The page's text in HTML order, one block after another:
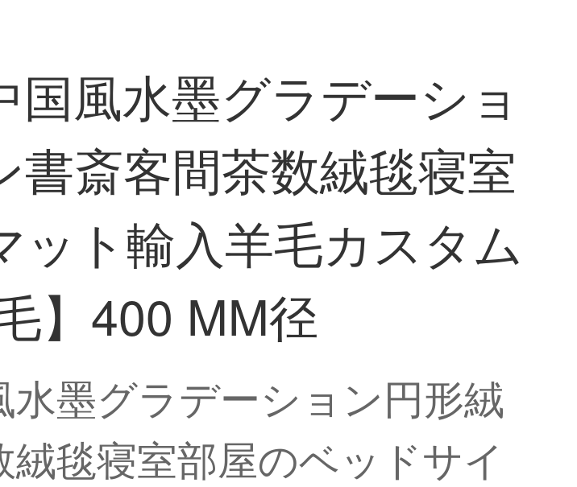
風水墨グラデーショ
斎客間茶数絨毯寝室
ト輸入羊毛カスタム
】400 MM径
墨グラデーション円形絨
毯寝室部屋のベッドサイ